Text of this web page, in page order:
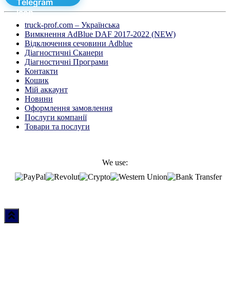
truck-prof.com – Українська
Вимкнення AdBlue DAF 2017-2022 (NEW)
Відключення сечовини Adblue
Діагностичні Cканери
Діагностичні Програми
Контакти
Кошик
Мій аккаунт
Новини
Оформлення замовлення
Послуги компанії
Товари та послуги
We use: